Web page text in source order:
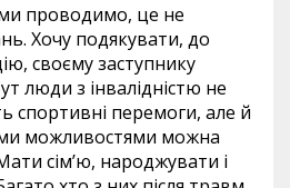
проводимо, це не
Хочу подякувати, до
своєму заступнику
люди з інвалідністю не
спортивні перемоги, але й
можливостями можна
сім’ю, народжувати і